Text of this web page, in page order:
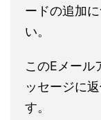
ードの追加
い。
このEメール
ッセージに
す。